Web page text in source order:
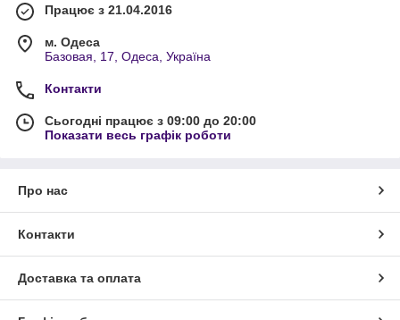
Працює з 21.04.2016
м. Одеса
Базовая, 17, Одеса, Україна
Контакти
Сьогодні працює з 09:00 до 20:00
Показати весь графік роботи
Про нас
Контакти
Доставка та оплата